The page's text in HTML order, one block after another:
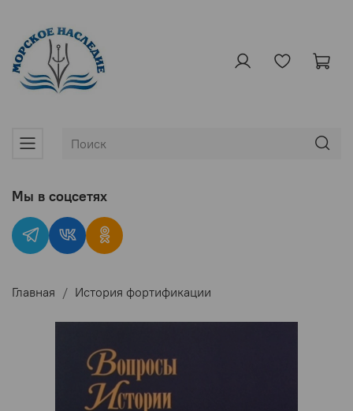
Главная История фортификации
Мы в соцсетях